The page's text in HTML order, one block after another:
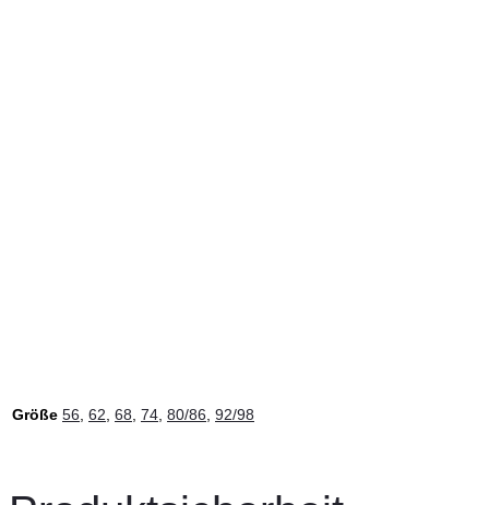
Größe 56 62 68 74 80/86 92/98